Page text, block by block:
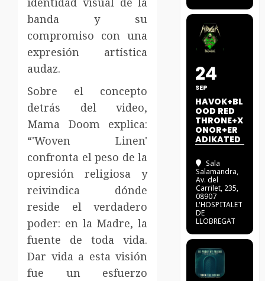
banda y su
compromiso con una
expresión artística
audaz.
Sobre el concepto
detrás del video,
Mama Doom explica:
“'Woven Linen'
confronta el peso de la
opresión religiosa y
reivindica dónde
reside el verdadero
poder: en la Madre, la
fuente de toda vida.
Dar vida a esta visión
fue un esfuerzo
24
SEP
HAVOK+BL
OOD RED
THRONE+X
ONOR+ER
ADIKATED
Sala
Salamandra,
Av. del
Carrilet, 235,
08907
L'HOSPITALET
DE
LLOBREGAT